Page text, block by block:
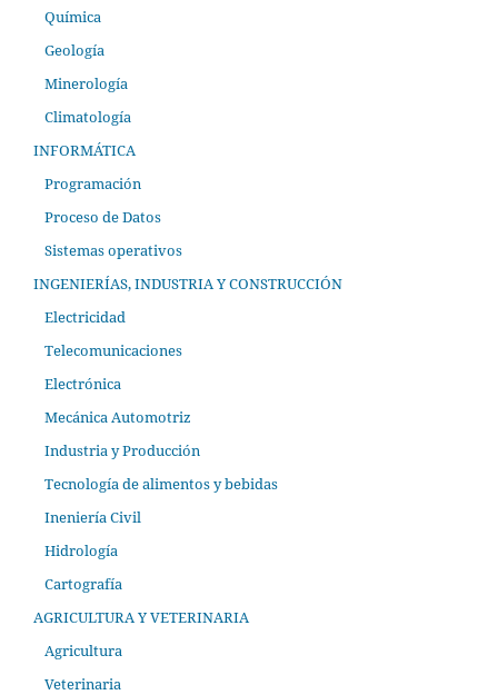
Química
Geología
Minerología
Climatología
INFORMÁTICA
Programación
Proceso de Datos
Sistemas operativos
INGENIERÍAS, INDUSTRIA Y CONSTRUCCIÓN
Electricidad
Telecomunicaciones
Electrónica
Mecánica Automotriz
Industria y Producción
Tecnología de alimentos y bebidas
Ineniería Civil
Hidrología
Cartografía
AGRICULTURA Y VETERINARIA
Agricultura
Veterinaria